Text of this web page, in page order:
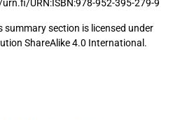
URN:ISBN:978-952-395-279-9
summary section is licensed under
ShareAlike 4.0 International.